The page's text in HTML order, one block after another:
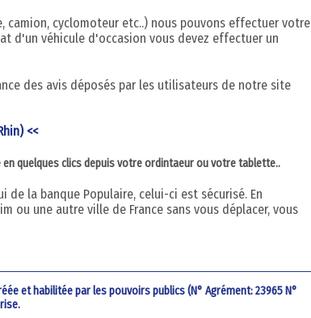
cyclomoteur etc..) nous pouvons effectuer votre
d'un véhicule d'occasion vous devez effectuer un
des avis déposés par les utilisateurs de notre site
<<
quelques clics depuis votre ordintaeur ou votre tablette..
la banque Populaire, celui-ci est sécurisé. En
ou une autre ville de France sans vous déplacer, vous
et habilitée par les pouvoirs publics (N° Agrément: 23965 N°